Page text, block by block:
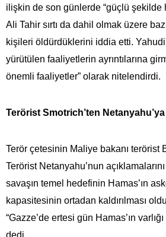
ilişkin de son günlerde “güçlü şekilde
Ali Tahir sırtı da dahil olmak üzere
kişileri öldürdüklerini iddia etti. Yahudi
yürütülen faaliyetlerin ayrıntılarına
önemli faaliyetler” olarak nitelendirdi.
Terörist Smotrich’ten
Terör çetesinin Maliye bakanı terörist
Terörist Netanyahu’nun
savaşın temel hedefinin Hamas’ın
kapasitesinin ortadan kaldırılması
“Gazze’de ertesi gün Hamas’ın
dedi.